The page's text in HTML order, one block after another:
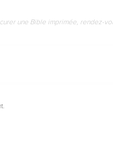
une Bible imprimée, rendez-